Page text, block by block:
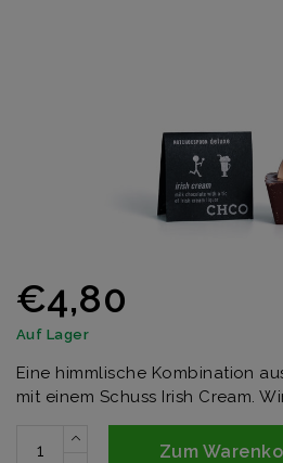
€4,80
Auf Lager
Eine himmlische Kombination
mit einem Schuss Irish Cream.
Zum